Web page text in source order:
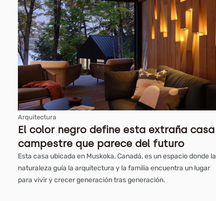
Arquitectura
El color negro define esta extraña casa
campestre que parece del futuro
Esta casa ubicada en Muskoka, Canadá, es un espacio donde la
naturaleza guía la arquitectura y la familia encuentra un lugar
para vivir y crecer generación tras generación.